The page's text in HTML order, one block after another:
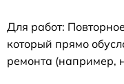
Для работ:
который прямо
ремонта (например,